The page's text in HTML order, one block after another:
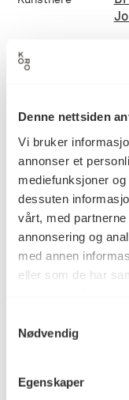
Denne nettsiden
Vi bruker
annonser et
mediefunksjoner
dessuten
vårt, med
annonsering og
med annen
eller som de har
Nødvendig
Egenskaper
Teknikk og
materiale
Mål